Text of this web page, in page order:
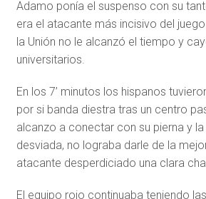
Adamo ponía el suspenso con su
era el atacante más incisivo del
la Unión no le alcanzó el tiempo y
universitarios.
En los 7’ minutos los hispanos
por si banda diestra tras un centro
alcanzo a conectar con su pierna y
desviada, no lograba darle de la
atacante desperdiciado una clara
El equipo rojo continuaba teniendo